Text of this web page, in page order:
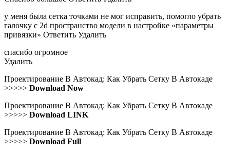
у меня была сетка точками не мог исправить, помогло убрать
галочку с 2d пространство модели в настройке «параметры
привязки» Ответить Удалить
спасибо огромное
Удалить
Проектирование В Автокад: Как Убрать Сетку В Автокаде
>>>>> Download Now
Проектирование В Автокад: Как Убрать Сетку В Автокаде
>>>>> Download LINK
Проектирование В Автокад: Как Убрать Сетку В Автокаде
>>>>> Download Full